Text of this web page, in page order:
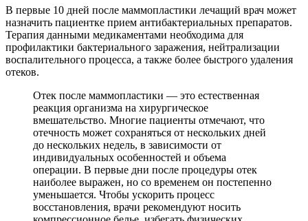
В первые 10 дней после маммопластики лечащий врач может
назначить пациентке прием антибактериальных препаратов.
Терапия данными медикаментами необходима для
профилактики бактериального заражения, нейтрализации
воспалительного процесса, а также более быстрого удаления
отеков.
Отек после маммопластики — это естественная
реакция организма на хирургическое
вмешательство. Многие пациенты отмечают, что
отечность может сохраняться от нескольких дней
до нескольких недель, в зависимости от
индивидуальных особенностей и объема
операции. В первые дни после процедуры отек
наиболее выражен, но со временем он постепенно
уменьшается. Чтобы ускорить процесс
восстановления, врачи рекомендуют носить